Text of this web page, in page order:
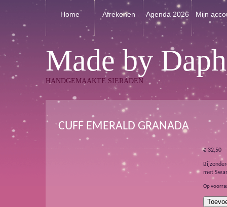
Home Afrekenen Agenda 2026 Mijn
Made by
HANDGEMAAKTE SIERADEN
CUFF EMERALD GRANADA
€ 32,50
met
Op
Cuff